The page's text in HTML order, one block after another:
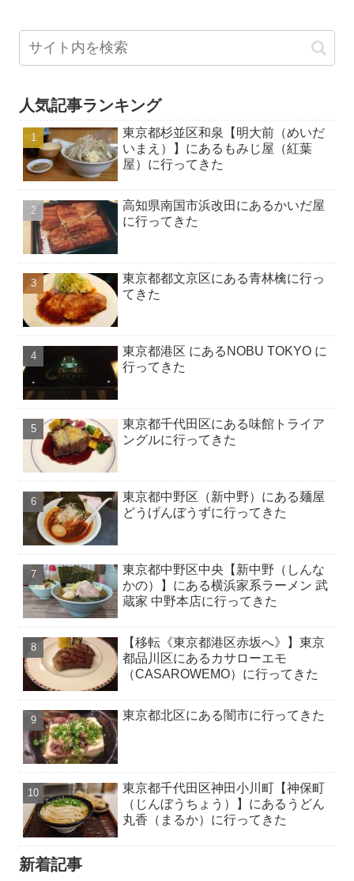
人気記事ランキング
東京都杉並区和泉【明大前（めいだ
いまえ）】にあるもみじ屋（紅葉
屋）に行ってきた
高知県南国市浜改田にあるかいだ屋
に行ってきた
東京都都文京区にある青林檎に行っ
てきた
東京都港区 にあるNOBU TOKYO に
行ってきた
東京都千代田区にある味館トライア
ングルに行ってきた
東京都中野区（新中野）にある麺屋
どうげんぼうずに行ってきた
東京都中野区中央【新中野（しんな
かの）】にある横浜家系ラーメン 武
蔵家 中野本店に行ってきた
【移転《東京都港区赤坂へ》】東京
都品川区にあるカサローエモ
（CASAROWEMO）に行ってきた
東京都北区にある闇市に行ってきた
東京都千代田区神田小川町【神保町
（じんぼうちょう）】にあるうどん
丸香（まるか）に行ってきた
新着記事